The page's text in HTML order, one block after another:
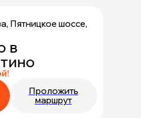
в
Проложить
маршрут
Пятницкое шоссе,